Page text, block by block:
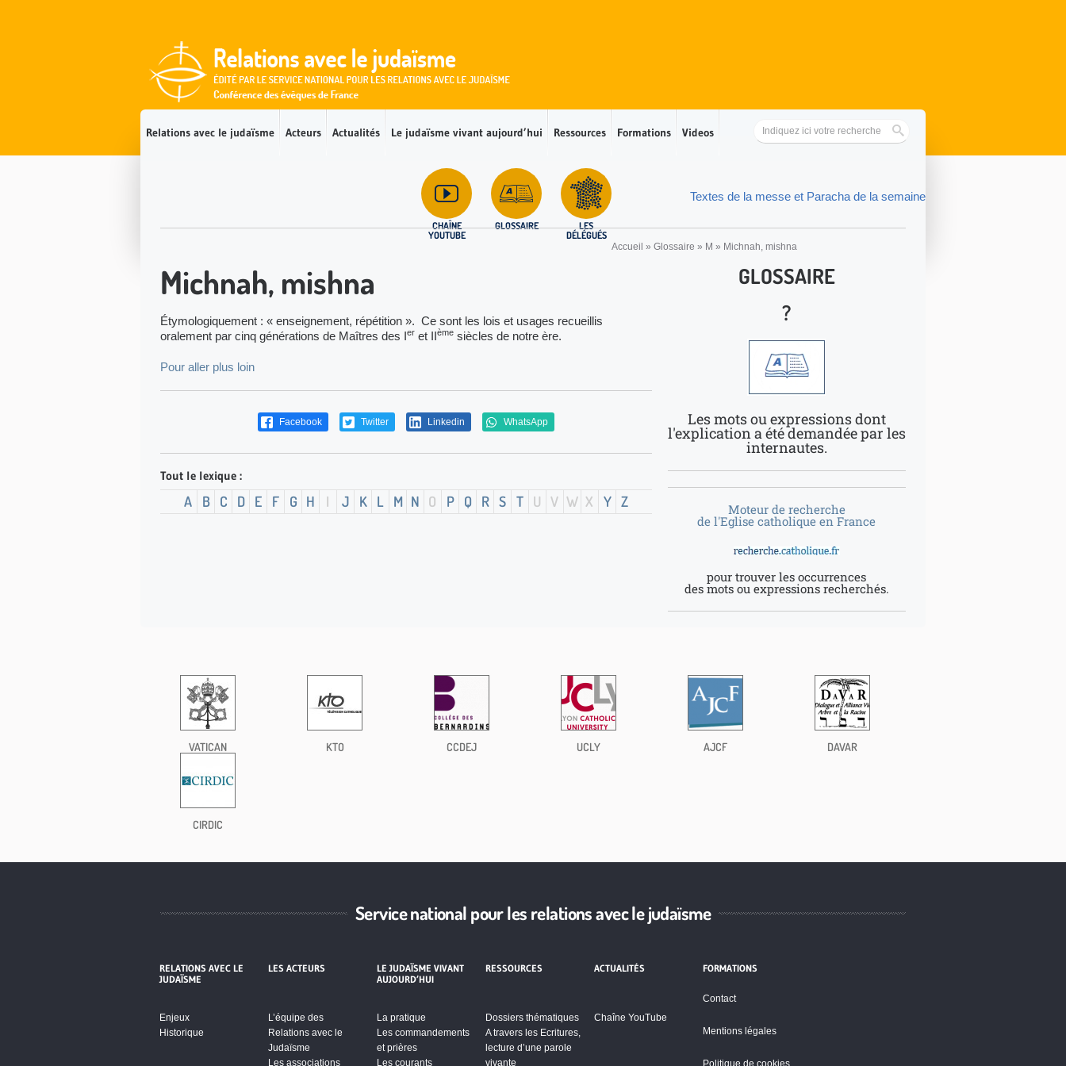
Relations avec le judaïsme Acteurs Actualités Le judaïsme vivant aujourd’hui Ressources Formations Videos
CHAÎNE
YOUTUBE
GLOSSAIRE
LES
DÉLÉGUÉS
Textes de la messe et Paracha de la semaine
Accueil » Glossaire » M » Michnah, mishna
Michnah, mishna
Étymologiquement : « enseignement, répétition ». Ce sont les lois et usages recueillis
oralement par cinq générations de Maîtres des Ier et IIème siècles de notre ère.
Pour aller plus loin
Facebook Twitter Linkedin WhatsApp
Tout le lexique :
A B C D E F G H I J K L M N O P Q R S T U V W X Y Z
GLOSSAIRE
?
Les mots ou expressions dont
l'explication a été demandée par les
internautes.
Moteur de recherche
de l'Eglise catholique en France
pour trouver les occurrences
des mots ou expressions recherchés.
VATICAN KTO CCDEJ UCLY AJCF DAVAR
CIRDIC
Service national pour les relations avec le judaïsme
RELATIONS AVEC LE
JUDAÏSME
Enjeux
Historique
LES ACTEURS
L’équipe des
Relations avec le
Judaïsme
Les associations
LE JUDAÏSME VIVANT
AUJOURD’HUI
La pratique
Les commandements
et prières
Les courants
RESSOURCES
Dossiers thématiques
A travers les Ecritures,
lecture d’une parole
vivante
ACTUALITÉS
Chaîne YouTube
FORMATIONS
Contact
Mentions légales
Politique de cookies